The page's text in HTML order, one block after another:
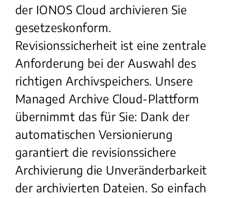
der IONOS Cloud archivieren Sie
gesetzeskonform.
Revisionssicherheit ist eine zentrale
Anforderung bei der Auswahl des
richtigen Archivspeichers. Unsere
Managed Archive Cloud-Plattform
übernimmt das für Sie: Dank der
automatischen Versionierung
garantiert die revisionssichere
Archivierung die Unveränderbarkeit
der archivierten Dateien. So einfach